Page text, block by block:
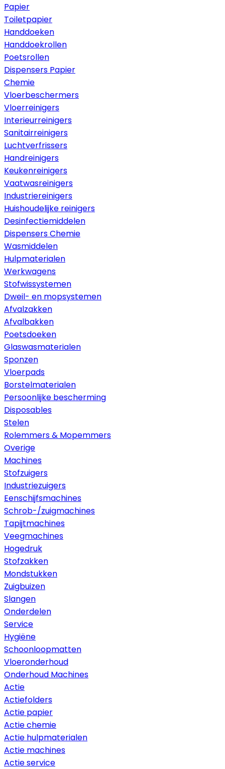
Papier
Toiletpapier
Handdoeken
Handdoekrollen
Poetsrollen
Dispensers Papier
Chemie
Vloerbeschermers
Vloerreinigers
Interieurreinigers
Sanitairreinigers
Luchtverfrissers
Handreinigers
Keukenreinigers
Vaatwasreinigers
Industriereinigers
Huishoudelijke reinigers
Desinfectiemiddelen
Dispensers Chemie
Wasmiddelen
Hulpmaterialen
Werkwagens
Stofwissystemen
Dweil- en mopsystemen
Afvalzakken
Afvalbakken
Poetsdoeken
Glaswasmaterialen
Sponzen
Vloerpads
Borstelmaterialen
Persoonlijke bescherming
Disposables
Stelen
Rolemmers & Mopemmers
Overige
Machines
Stofzuigers
Industriezuigers
Eenschijfsmachines
Schrob-/zuigmachines
Tapijtmachines
Veegmachines
Hogedruk
Stofzakken
Mondstukken
Zuigbuizen
Slangen
Onderdelen
Service
Hygiëne
Schoonloopmatten
Vloeronderhoud
Onderhoud Machines
Actie
Actiefolders
Actie papier
Actie chemie
Actie hulpmaterialen
Actie machines
Actie service